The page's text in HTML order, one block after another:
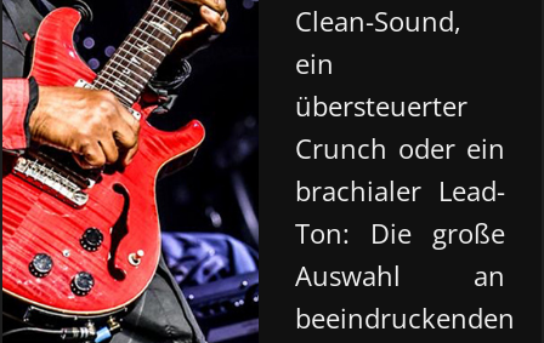
Clean-Sound,
ein
übersteuerter
Crunch oder ein
brachialer Lead-
Ton: Die große
Auswahl an
beeindruckenden